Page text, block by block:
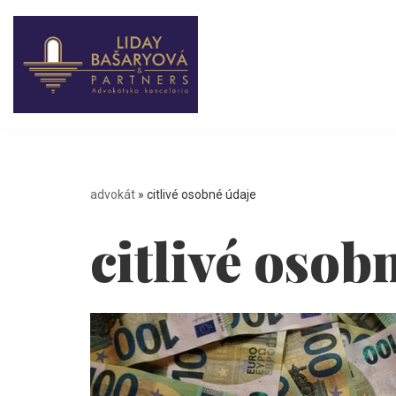
Preskočiť
advokát » citlivé osobné údaje
citlivé